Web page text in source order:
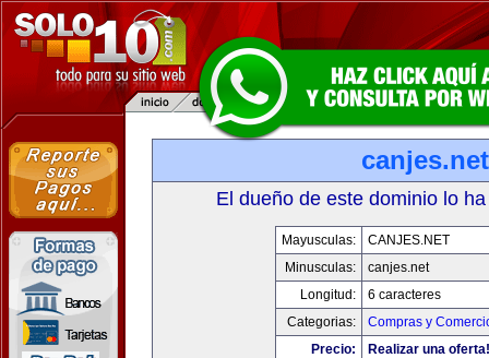
canjes.net
El dueño de este dominio lo
Mayusculas:
CANJES.NET
Minusculas:
canjes.net
Longitud:
6 caracteres
Categorias:
Compras y
Precio:
Realizar una oferta!